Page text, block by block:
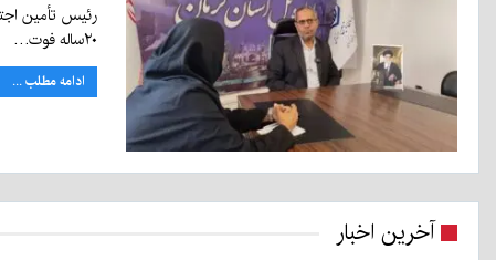
رئیس تأمین
۲۰ساله فوت…
ادامه مطلب ...
آخرین اخبار